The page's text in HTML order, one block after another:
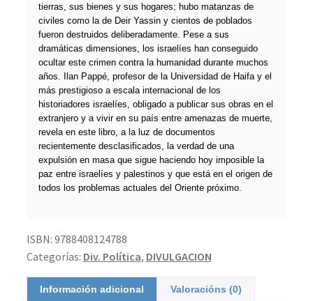
tierras, sus bienes y sus hogares; hubo matanzas de
civiles como la de Deir Yassin y cientos de poblados
fueron destruidos deliberadamente. Pese a sus
dramáticas dimensiones, los israelíes han conseguido
ocultar este crimen contra la humanidad durante muchos
años. Ilan Pappé, profesor de la Universidad de Haifa y el
más prestigioso a escala internacional de los
historiadores israelíes, obligado a publicar sus obras en el
extranjero y a vivir en su país entre amenazas de muerte,
revela en este libro, a la luz de documentos
recientemente desclasificados, la verdad de una
expulsión en masa que sigue haciendo hoy imposible la
paz entre israelíes y palestinos y que está en el origen de
todos los problemas actuales del Oriente próximo.
ISBN: 9788408124788
Categorías: Div. Política, DIVULGACION
Información adicional Valoracións (0)